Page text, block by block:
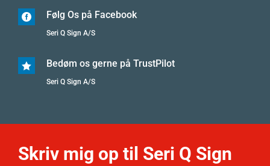
 Følg Os på Facebook
Seri Q Sign A/S
 Bedøm os gerne på TrustPilot
Seri Q Sign A/S
Skriv mig op til Seri Q Sign